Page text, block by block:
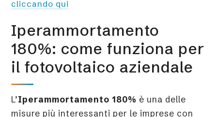
cliccando qui
Iperammortamento
180%: come funziona per
il fotovoltaico aziendale
L’Iperammortamento 180% è una delle
misure più interessanti per le imprese con